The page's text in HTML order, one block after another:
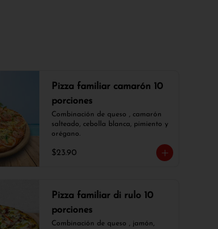
Pizza familiar camarón 10
porciones
Combinación de queso , camarón
salteado, cebolla blanca, pimiento y
orégano.
$23.90
Pizza familiar di rulo 10
porciones
Combinación de queso , jamón,